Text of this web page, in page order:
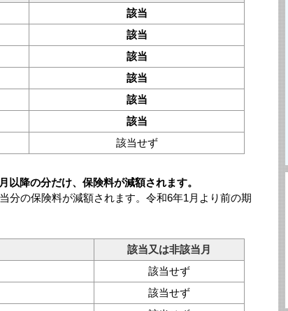
該当
該当
該当
該当
該当
該当
該当せず
降の分だけ、保険料が減額されます。
分の保険料が減額されます。令和6年1月より前の期
該当又は非該当月
該当せず
該当せず